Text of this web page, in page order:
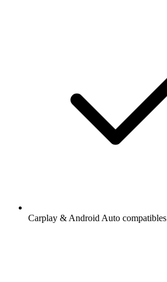
Carplay & Android Auto compatibles